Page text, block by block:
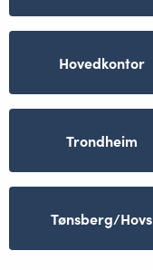
Hovedkontor
Trondheim
Tønsberg/Hovs